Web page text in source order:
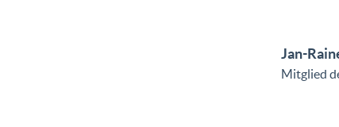
Jan-
Mitglied